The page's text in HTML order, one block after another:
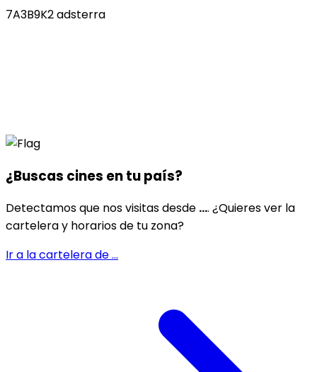
7A3B9K2 adsterra
¿Buscas cines entu país?
Detectamos que nos visitas desde .... ¿Quieres ver la
cartelera y horarios de tu zona?
Ir a la cartelera de...